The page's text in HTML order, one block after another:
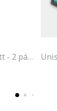
Uniszex bokazokni szett - 2 pár, Szürke/Sárga